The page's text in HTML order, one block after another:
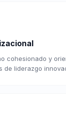
cohesionado y
de liderazgo